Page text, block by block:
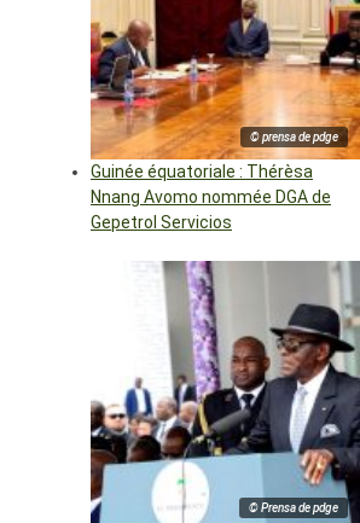
© prensa de pdge
Guinée équatoriale : Thérèsa
Nnang Avomo nommée DGA de
Gepetrol Servicios
© Prensa de pdge